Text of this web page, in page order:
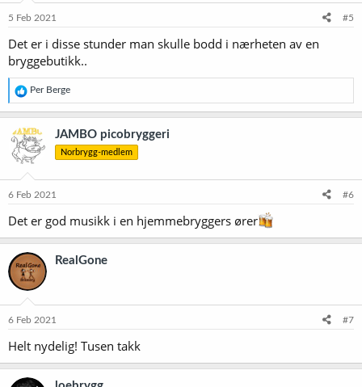
5 Feb 2021 #5
Det er i disse stunder man skulle bodd i nærheten av en
bryggebutikk..
R
e
a
k
s
j
o
e
Per Berge
JAMBO picobryggeri
Norbrygg-medlem
6 Feb 2021 #6
Det er god musikk i en hjemmebryggers ører
RealGone
6 Feb 2021 #7
Helt nydelig! Tusen takk